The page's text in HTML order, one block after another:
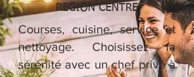
REGION CENTRE
Courses, cuisine, service et
nettoyage. Choisissez la
sérénité avec un chef privé à